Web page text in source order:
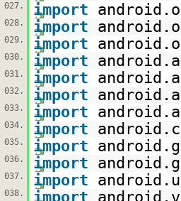
027.
import
028. import
029. import
030. import
031. import
032. import
033. import
034. import
035. import
036. import
037. import
038. import